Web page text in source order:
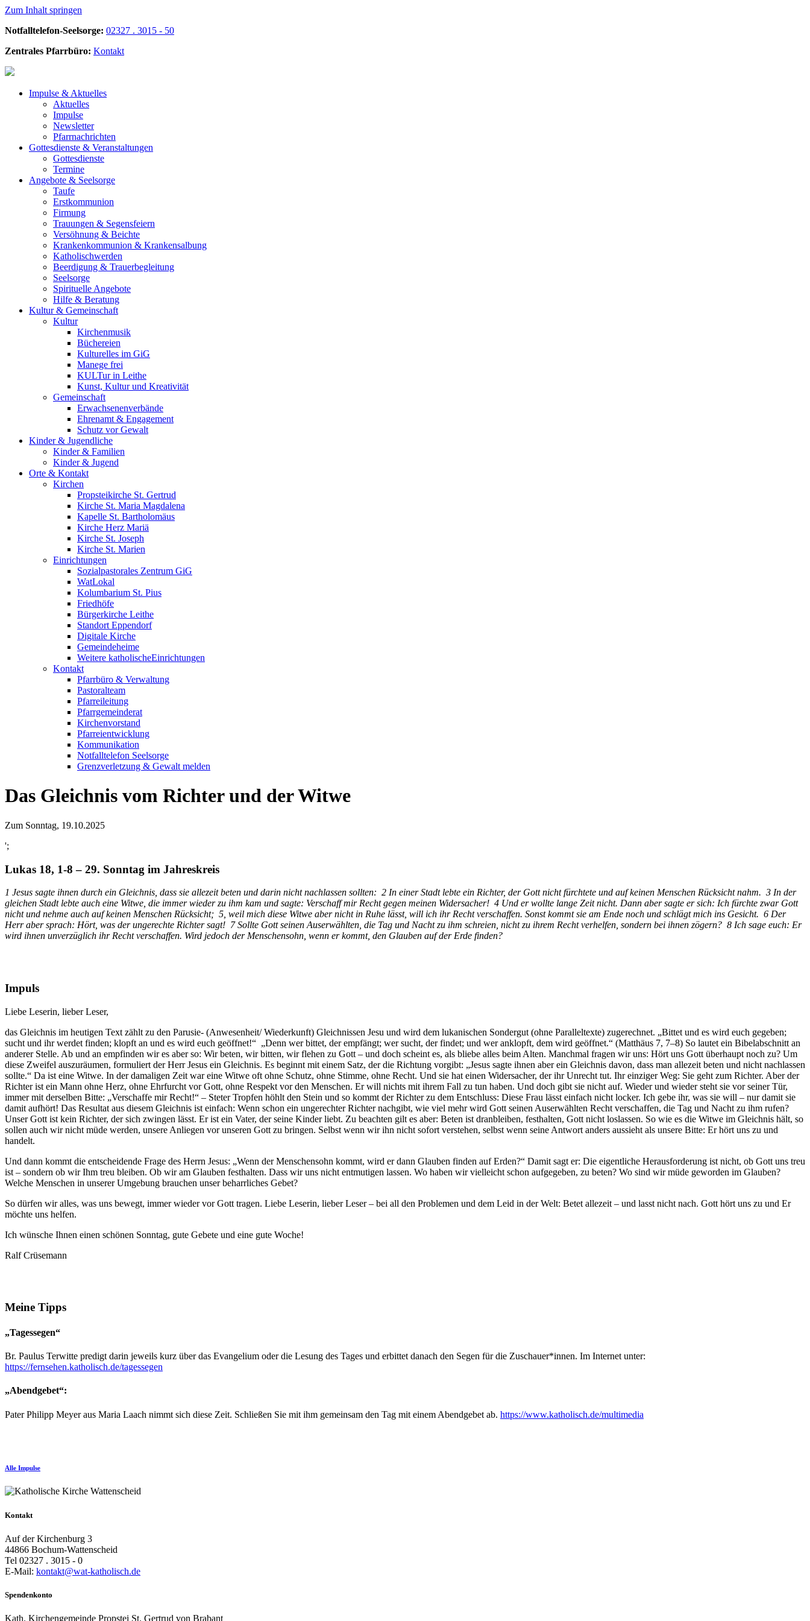
Zum Inhalt springen
Notfalltelefon-Seelsorge: 02327 . 3015 - 50
Zentrales Pfarrbüro: Kontakt
Impulse & Aktuelles
Aktuelles
Impulse
Newsletter
Pfarrnachrichten
Gottesdienste & Veranstaltungen
Gottesdienste
Termine
Angebote & Seelsorge
Taufe
Erstkommunion
Firmung
Trauungen & Segensfeiern
Versöhnung & Beichte
Krankenkommunion & Krankensalbung
Katholischwerden
Beerdigung & Trauerbegleitung
Seelsorge
Spirituelle Angebote
Hilfe & Beratung
Kultur & Gemeinschaft
Kultur
Kirchenmusik
Büchereien
Kulturelles im GiG
Manege frei
KULTur in Leithe
Kunst, Kultur und Kreativität
Gemeinschaft
Erwachsenenverbände
Ehrenamt & Engagement
Schutz vor Gewalt
Kinder & Jugendliche
Kinder & Familien
Kinder & Jugend
Orte & Kontakt
Kirchen
Propsteikirche St. Gertrud
Kirche St. Maria Magdalena
Kapelle St. Bartholomäus
Kirche Herz Mariä
Kirche St. Joseph
Kirche St. Marien
Einrichtungen
Sozialpastorales Zentrum GiG
WatLokal
Kolumbarium St. Pius
Friedhöfe
Bürgerkirche Leithe
Standort Eppendorf
Digitale Kirche
Gemeindeheime
Weitere katholische­­Einrichtungen
Kontakt
Pfarrbüro & Verwaltung
Pastoralteam
Pfarreileitung
Pfarrgemeinderat
Kirchenvorstand
Pfarreientwicklung
Kommunikation
Notfalltelefon Seelsorge
Grenzverletzung & Gewalt melden
Das Gleichnis vom Richter und der Witwe
Zum Sonntag, 19.10.2025
';
Lukas 18, 1-8 – 29. Sonntag im Jahreskreis
1 Jesus sagte ihnen durch ein Gleichnis, dass sie allezeit beten und darin nicht nachlassen sollten: 2 In einer Stadt lebte ein Richter, der Gott nicht fürchtete und auf keinen Menschen Rücksicht nahm. 3 In der
gleichen Stadt lebte auch eine Witwe, die immer wieder zu ihm kam und sagte: Verschaff mir Recht gegen meinen Widersacher! 4 Und er wollte lange Zeit nicht. Dann aber sagte er sich: Ich fürchte zwar Gott
nicht und nehme auch auf keinen Menschen Rücksicht; 5, weil mich diese Witwe aber nicht in Ruhe lässt, will ich ihr Recht verschaffen. Sonst kommt sie am Ende noch und schlägt mich ins Gesicht. 6 Der
Herr aber sprach: Hört, was der ungerechte Richter sagt! 7 Sollte Gott seinen Auserwählten, die Tag und Nacht zu ihm schreien, nicht zu ihrem Recht verhelfen, sondern bei ihnen zögern? 8 Ich sage euch: Er
wird ihnen unverzüglich ihr Recht verschaffen. Wird jedoch der Menschensohn, wenn er kommt, den Glauben auf der Erde finden?
Impuls
Liebe Leserin, lieber Leser,
das Gleichnis im heutigen Text zählt zu den Parusie- (Anwesenheit/ Wiederkunft) Gleichnissen Jesu und wird dem lukanischen Sondergut (ohne Paralleltexte) zugerechnet. „Bittet und es wird euch gegeben;
sucht und ihr werdet finden; klopft an und es wird euch geöffnet!“ „Denn wer bittet, der empfängt; wer sucht, der findet; und wer anklopft, dem wird geöffnet.“ (Matthäus 7, 7–8) So lautet ein Bibelabschnitt an
anderer Stelle. Ab und an empfinden wir es aber so: Wir beten, wir bitten, wir flehen zu Gott – und doch scheint es, als bliebe alles beim Alten. Manchmal fragen wir uns: Hört uns Gott überhaupt noch zu? Um
diese Zweifel auszuräumen, formuliert der Herr Jesus ein Gleichnis. Es beginnt mit einem Satz, der die Richtung vorgibt: „Jesus sagte ihnen aber ein Gleichnis davon, dass man allezeit beten und nicht nachlassen
sollte.“ Da ist eine Witwe. In der damaligen Zeit war eine Witwe oft ohne Schutz, ohne Stimme, ohne Recht. Und sie hat einen Widersacher, der ihr Unrecht tut. Ihr einziger Weg: Sie geht zum Richter. Aber der
Richter ist ein Mann ohne Herz, ohne Ehrfurcht vor Gott, ohne Respekt vor den Menschen. Er will nichts mit ihrem Fall zu tun haben. Und doch gibt sie nicht auf. Wieder und wieder steht sie vor seiner Tür,
immer mit derselben Bitte: „Verschaffe mir Recht!“ – Steter Tropfen höhlt den Stein und so kommt der Richter zu dem Entschluss: Diese Frau lässt einfach nicht locker. Ich gebe ihr, was sie will – nur damit sie
damit aufhört! Das Resultat aus diesem Gleichnis ist einfach: Wenn schon ein ungerechter Richter nachgibt, wie viel mehr wird Gott seinen Auserwählten Recht verschaffen, die Tag und Nacht zu ihm rufen?
Unser Gott ist kein Richter, der sich zwingen lässt. Er ist ein Vater, der seine Kinder liebt. Zu beachten gilt es aber: Beten ist dranbleiben, festhalten, Gott nicht loslassen. So wie es die Witwe im Gleichnis hält, so
sollen auch wir nicht müde werden, unsere Anliegen vor unseren Gott zu bringen. Selbst wenn wir ihn nicht sofort verstehen, selbst wenn seine Antwort anders aussieht als unsere Bitte: Er hört uns zu und
handelt.
Und dann kommt die entscheidende Frage des Herrn Jesus: „Wenn der Menschensohn kommt, wird er dann Glauben finden auf Erden?“ Damit sagt er: Die eigentliche Herausforderung ist nicht, ob Gott uns treu
ist – sondern ob wir Ihm treu bleiben. Ob wir am Glauben festhalten. Dass wir uns nicht entmutigen lassen. Wo haben wir vielleicht schon aufgegeben, zu beten? Wo sind wir müde geworden im Glauben?
Welche Menschen in unserer Umgebung brauchen unser beharrliches Gebet?
So dürfen wir alles, was uns bewegt, immer wieder vor Gott tragen. Liebe Leserin, lieber Leser – bei all den Problemen und dem Leid in der Welt: Betet allezeit – und lasst nicht nach. Gott hört uns zu und Er
möchte uns helfen.
Ich wünsche Ihnen einen schönen Sonntag, gute Gebete und eine gute Woche!
Ralf Crüsemann
Meine Tipps
„Tagessegen“
Br. Paulus Terwitte predigt darin jeweils kurz über das Evangelium oder die Lesung des Tages und erbittet danach den Segen für die Zuschauer*innen. Im Internet unter:
https://fernsehen.katholisch.de/tagessegen
„Abendgebet“:
Pater Philipp Meyer aus Maria Laach nimmt sich diese Zeit. Schließen Sie mit ihm gemeinsam den Tag mit einem Abendgebet ab. https://www.katholisch.de/multimedia
Alle Impulse
Kontakt
Auf der Kirchenburg 3
44866 Bochum-Wattenscheid
Tel 02327 . 3015 - 0
E-Mail: kontakt@wat-katholisch.de
Spendenkonto
Kath. Kirchengemeinde Propstei St. Gertrud von Brabant